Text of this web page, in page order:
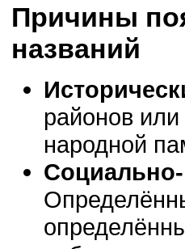
Причины
названий
районов
народной